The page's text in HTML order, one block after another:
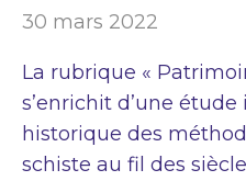
30 mars 2022
La rubrique «
s’enrichit d’une
historique des
schiste au fil des